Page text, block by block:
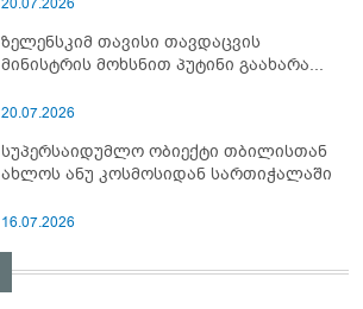
ზელენსკიმ თავისი თავდაცვის
მინისტრის მოხსნით პუტინი გაახარა...
20.07.2026
სუპერსაიდუმლო ობიექტი თბილისთან
ახლოს ანუ კოსმოსიდან სართიჭალაში
16.07.2026